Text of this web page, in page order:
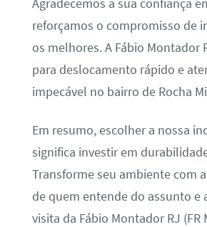
Agradecemos a sua confiança
reforçamos o compromisso de
os melhores. A Fábio Montador
para deslocamento rápido e
impecável no bairro de Rocha
Em resumo, escolher a nossa
significa investir em
Transforme seu ambiente com
de quem entende do assunto e
visita da Fábio Montador RJ (FR